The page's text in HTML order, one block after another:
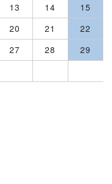
13 14
15
20 21
22
27 28
29